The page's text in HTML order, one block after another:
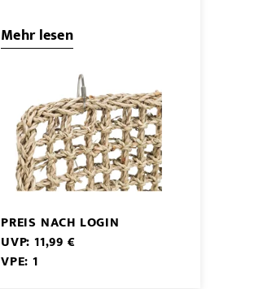
Mehr lesen
PREIS NACH LOGIN
UVP: 11,99 €
VPE: 1